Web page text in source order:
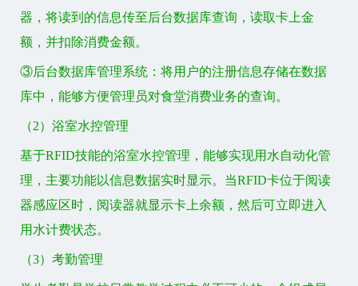
器，将读到的信息传至后台数据库查询，读取卡上金
额，并扣除消费金额。
③后台数据库管理系统：将用户的注册信息存储在数据
库中，能够方便管理员对食堂消费业务的查询。
（2）浴室水控管理
基于RFID技能的浴室水控管理，能够实现用水自动化管
理，主要功能以信息数据实时显示。当RFID卡位于阅读
器感应区时，阅读器就显示卡上余额，然后可立即进入
用水计费状态。
（3）考勤管理